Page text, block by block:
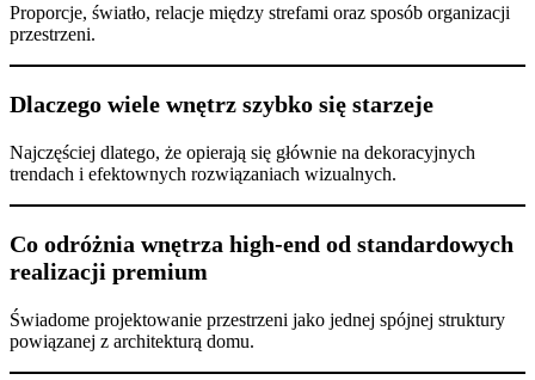
Proporcje, światło, relacje między strefami oraz sposób organizacji
przestrzeni.
Dlaczego wiele wnętrz szybko się starzeje
Najczęściej dlatego, że opierają się głównie na dekoracyjnych
trendach i efektownych rozwiązaniach wizualnych.
Co odróżnia wnętrza high-end od standardowych
realizacji premium
Świadome projektowanie przestrzeni jako jednej spójnej struktury
powiązanej z architekturą domu.